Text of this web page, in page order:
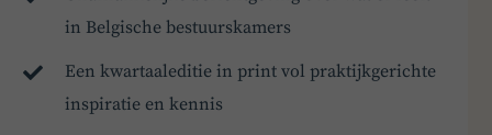
in Belgische bestuurskamers
Een kwartaaleditie in print vol praktijkgerichte
inspiratie en kennis